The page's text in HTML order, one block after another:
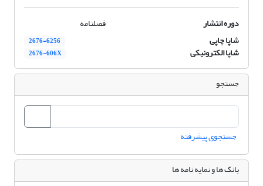
دوره انتشار
فصلنامه
شاپا چاپی
2676-6256
شاپا الکترونیکی 2676-606X
جستجو
جستجوی پیشرفته
بانک ها و نمایه نامه ها